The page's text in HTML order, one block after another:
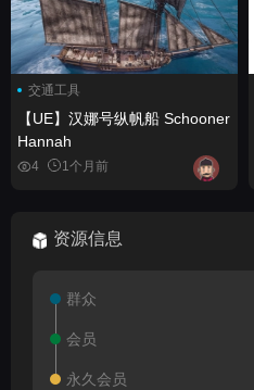
交通工具
【UE】汉娜号纵帆船 Schooner
Hannah
4 1个月前
资源信息
群众
会员
永久会员